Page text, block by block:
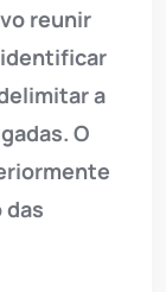
reunir
a
O
das